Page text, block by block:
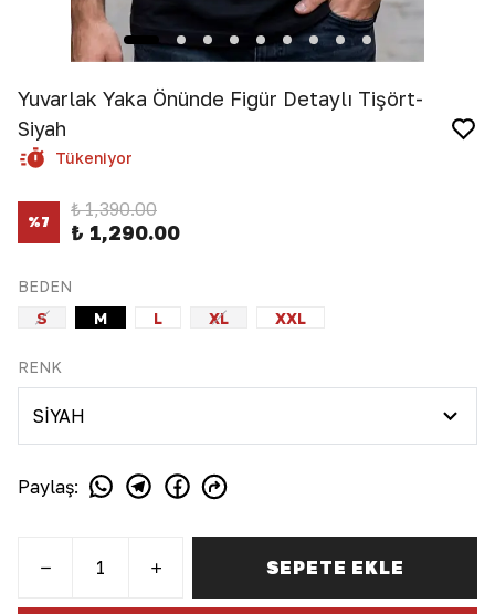
Yuvarlak Yaka Önünde Figür Detaylı Tişört-
Siyah
Tükeniyor
%7
₺ 1,390.00
₺ 1,290.00
BEDEN
S
M L XL XXL
RENK
Paylaş:
SEPETE EKLE